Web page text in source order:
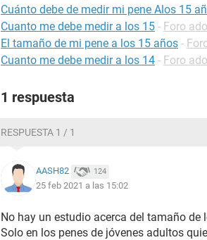
Cuánto debe de medir mi pene Alos 15
Cuanto me debe medir a los 15 - Foro
El tamaño de mi pene a los 15 años -
Cuanto me debe medir a los 14 - Foro
1 respuesta
RESPUESTA 1 / 1
AASH82 124
25 feb 2021 a las 15:02
No hay un estudio acerca del tamaño de
Solo en los penes de jóvenes adultos